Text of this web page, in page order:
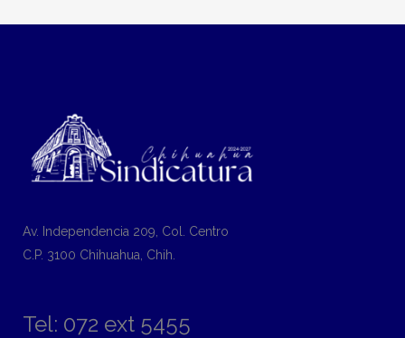
Av. Independencia 209, Col. Centro
C.P. 3100 Chihuahua, Chih.
Tel: 072 ext 5455